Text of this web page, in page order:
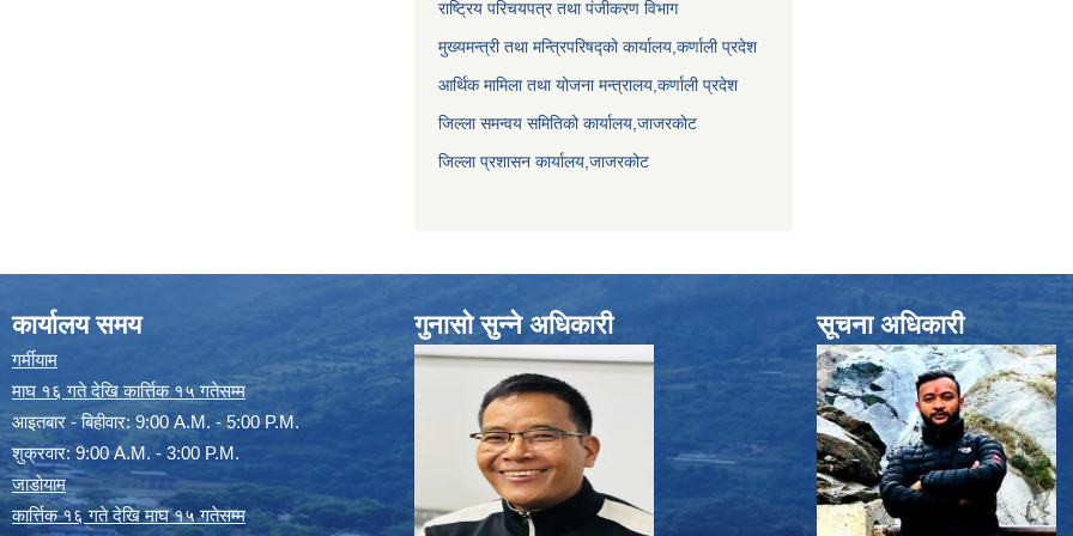
राष्ट्रिय परिचयपत्र तथा पंजीकरण विभाग
मुख्यमन्त्री तथा मन्त्रिपरिषद्को कार्यालय,कर्णाली प्रदेश
आर्थिक मामिला तथा योजना मन्त्रालय,कर्णाली प्रदेश
जिल्ला समन्वय समितिको कार्यालय,जाजरकाेट
जिल्ला प्रशासन कार्यालय,जाजरकोट
कार्यालय समय
गर्मीयाम
माघ १६ गते देखि कार्त्तिक १५ गतेसम्म
आइतबार - बिहीवार: 9:00 A.M. - 5:00 P.M.
शुक्रवार: 9:00 A.M. - 3:00 P.M.
जाडोयाम
कार्त्तिक १६ गते देखि माघ १५ गतेसम्म
गुनासो सुन्ने अधिकारी सूचना अधिकारी